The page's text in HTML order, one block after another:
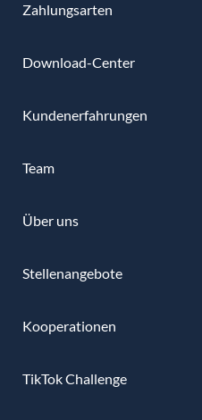
Zahlungsarten
Download-Center
Kundenerfahrungen
Team
Über uns
Stellenangebote
Kooperationen
TikTok Challenge